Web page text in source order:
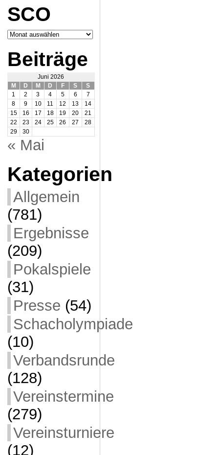
SCO
Archiv
SCO
Beiträge
Juni 2026
M
D M D F S
S
1
2 3 4 5 6
7
8
9 10 11 12 13
14
15
16 17 18 19 20
21
22
23 24 25 26 27
28
29
30
« Mai
Kategorien
Allgemein
(781)
Ergebnisse
(209)
Pokalspiele
(31)
Presse (54)
Schacholympiade
(10)
Verbandsrunde
(128)
Vereinstermine
(279)
Vereinsturniere
(12)